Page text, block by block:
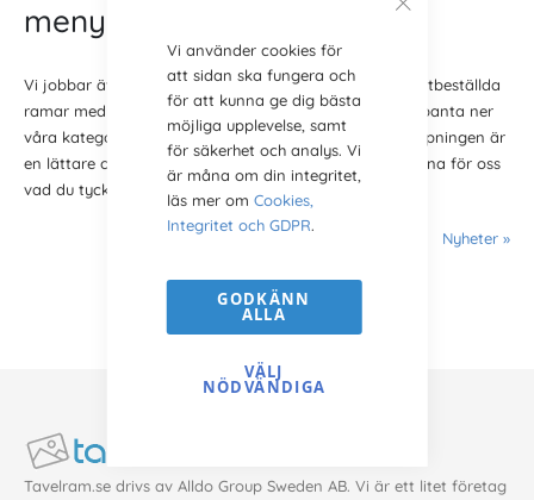
Vi använder cookies för
att sidan ska fungera och
för att kunna ge dig bästa
möjliga upplevelse, samt
för säkerhet och analys. Vi
är måna om din integritet,
läs mer om Cookies,
Integritet och GDPR.
GODKÄNN
ALLA
VÄLJ
NÖDVÄNDIGA
menyer
Vi jobbar även med att utöka med en kategori för måttbeställda
ramar med glas. Allt detta sammantaget kommer att banta ner
våra kategorier och skapa fler underkategorier. Förhoppningen är
en lättare och snabbare struktur att hitta i. Berätta gärna för oss
vad du tycker, hittar du snabbt det du söker?
Nyheter »
Tavelram.se drivs av Alldo Group Sweden AB. Vi är ett litet företag